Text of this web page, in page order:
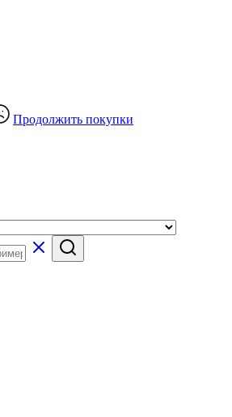
Продолжить покупки